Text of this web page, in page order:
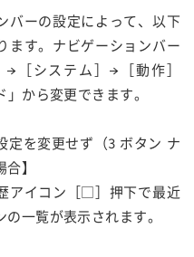
バーの設定によって、以下
ます。ナビゲーションバー
［システム］→［動作］
から変更できます。
定を変更せず（3 ボタン ナ
】
アイコン［□］押下で最近
一覧が表示されます。